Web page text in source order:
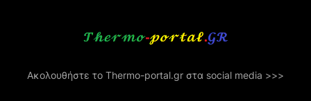
Ακολουθήστε το Thermo-portal.gr στα social media >>>